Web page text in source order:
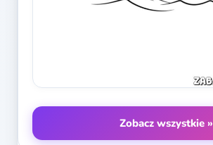
Zobacz wszystkie »